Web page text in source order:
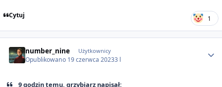
Cytuj 1
number_nine Użytkownicy
Opublikowano 19 czerwca 20233 l
9 godzin temu, grzybiarz napisał: